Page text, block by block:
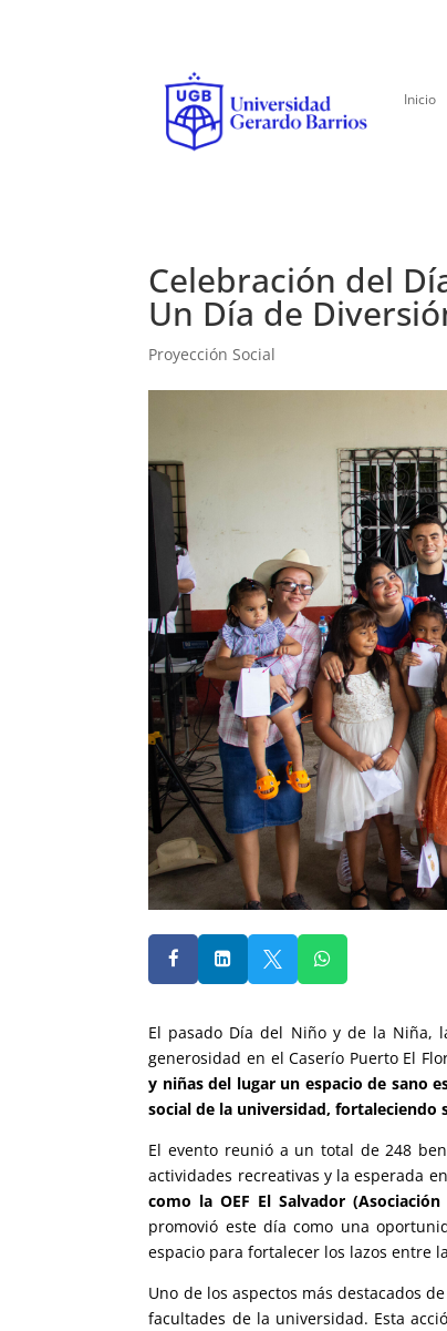
Inicio
Celebración del
Un Día de
Proyección Social
   
El pasado Día del Niño y de la Niña,
generosidad en el Caserío Puerto El
y niñas del lugar un espacio de sano
social de la universidad, fortaleciendo
El evento reunió a un total de 248
actividades recreativas y la esperada
como la OEF El Salvador
promovió este día como una
espacio para fortalecer los lazos entre
Uno de los aspectos más destacados
facultades de la universidad. Esta